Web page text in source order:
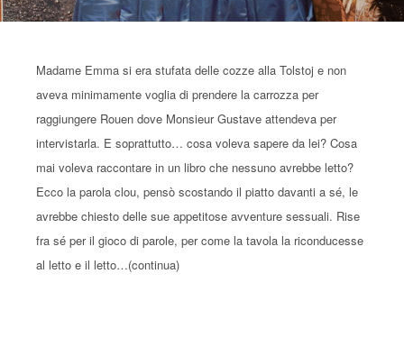
Madame Emma si era stufata delle cozze alla Tolstoj e non
aveva minimamente voglia di prendere la carrozza per
raggiungere Rouen dove Monsieur Gustave attendeva per
intervistarla. E soprattutto… cosa voleva sapere da lei? Cosa
mai voleva raccontare in un libro che nessuno avrebbe letto?
Ecco la parola clou, pensò scostando il piatto davanti a sé, le
avrebbe chiesto delle sue appetitose avventure sessuali. Rise
fra sé per il gioco di parole, per come la tavola la riconducesse
al letto e il letto…(continua)